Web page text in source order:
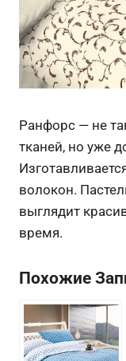
Ранфорс — не
тканей, но уже
волокон.
выглядит
время.
Похожие